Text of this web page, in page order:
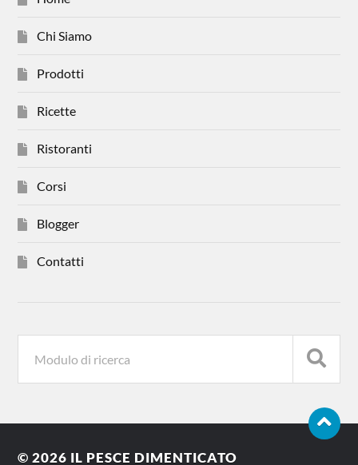
Chi Siamo
Prodotti
Ricette
Ristoranti
Corsi
Blogger
Contatti
© 2026 IL PESCE DIMENTICATO